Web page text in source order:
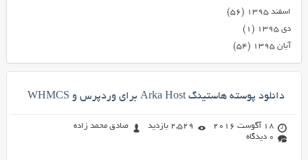
اسفند ۱۳۹۵
(۵۶)
دی ۱۳۹۵
(۱)
آبان ۱۳۹۵
(۵۴)
دانلود پوسته هاستینگ Arka Host برای وردپرس و WHMCS
18 آگوست 2016 2,529 بازدید
صادق محمد زاده
0 دیدگاه